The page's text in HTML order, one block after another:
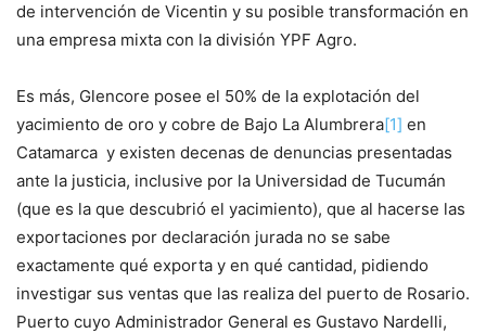
de intervención de Vicentin y su posible transformación en
una empresa mixta con la división YPF Agro.
Es más, Glencore posee el 50% de la explotación del
yacimiento de oro y cobre de Bajo La Alumbrera[1] en
Catamarca y existen decenas de denuncias presentadas
ante la justicia, inclusive por la Universidad de Tucumán
(que es la que descubrió el yacimiento), que al hacerse las
exportaciones por declaración jurada no se sabe
exactamente qué exporta y en qué cantidad, pidiendo
investigar sus ventas que las realiza del puerto de Rosario.
Puerto cuyo Administrador General es Gustavo Nardelli,